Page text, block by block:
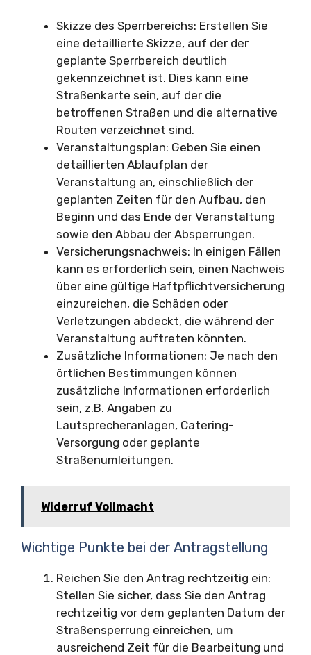
Skizze des Sperrbereichs: Erstellen Sie
eine detaillierte Skizze, auf der der
geplante Sperrbereich deutlich
gekennzeichnet ist. Dies kann eine
Straßenkarte sein, auf der die
betroffenen Straßen und die alternative
Routen verzeichnet sind.
Veranstaltungsplan: Geben Sie einen
detaillierten Ablaufplan der
Veranstaltung an, einschließlich der
geplanten Zeiten für den Aufbau, den
Beginn und das Ende der Veranstaltung
sowie den Abbau der Absperrungen.
Versicherungsnachweis: In einigen Fällen
kann es erforderlich sein, einen Nachweis
über eine gültige Haftpflichtversicherung
einzureichen, die Schäden oder
Verletzungen abdeckt, die während der
Veranstaltung auftreten könnten.
Zusätzliche Informationen: Je nach den
örtlichen Bestimmungen können
zusätzliche Informationen erforderlich
sein, z.B. Angaben zu
Lautsprecheranlagen, Catering-
Versorgung oder geplante
Straßenumleitungen.
Widerruf Vollmacht
Wichtige Punkte bei der Antragstellung
Reichen Sie den Antrag rechtzeitig ein:
Stellen Sie sicher, dass Sie den Antrag
rechtzeitig vor dem geplanten Datum der
Straßensperrung einreichen, um
ausreichend Zeit für die Bearbeitung und